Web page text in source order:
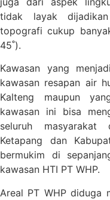
tidak layak
topografi cukup
45˚).
Kawasan yang
kawasan resapan air
Kalteng maupun
kawasan ini bisa
seluruh
Ketapang dan
bermukim di
kawasan HTI PT WHP.
Areal PT WHP diduga